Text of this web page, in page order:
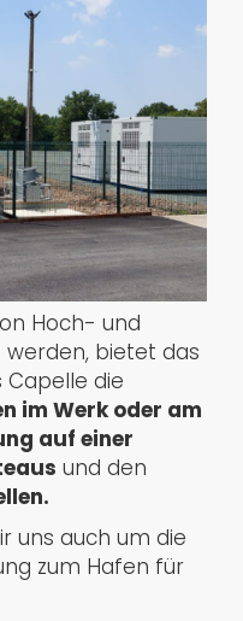
Hoch- und
bietet das
die
im Werk oder am
auf einer
und den
uns auch um die
zum Hafen für